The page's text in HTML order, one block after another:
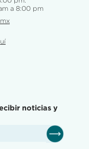
a 8:00 pm
noticias y